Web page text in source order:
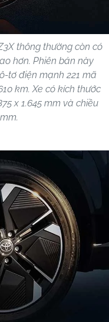
thông thường còn có
hơn. Phiên bản này
tơ điện mạnh 221 mã
km. Xe có kích thước
x 1.645 mm và chiều